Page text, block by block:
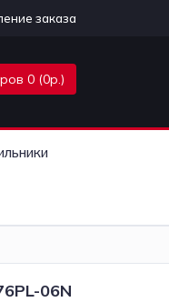
заказа
0 (0р.)
06N